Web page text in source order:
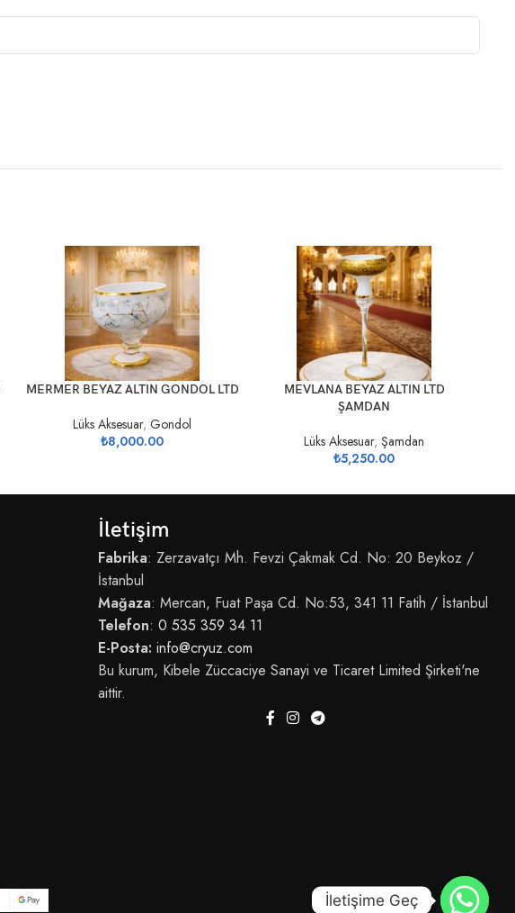
SEPETE EKLE
MERMER BEYAZ ALTIN GONDOL LTD
Lüks Aksesuar, Gondol
₺8,000.00
SEPETE EKLE
MEVLANA BEYAZ ALTIN LTD
ŞAMDAN
Lüks Aksesuar, Şamdan
₺5,250.00
İletişim
Fabrika: Zerzavatçı Mh. Fevzi Çakmak Cd. No: 20 Beykoz /
İstanbul
Mağaza: Mercan, Fuat Paşa Cd. No:53, 341 11 Fatih / İstanbul
Telefon: 0 535 359 34 11
E-Posta: info@cryuz.com
Bu kurum, Kibele Züccaciye Sanayi ve Ticaret Limited Şirketi'ne
aittir.
İletişime Geç